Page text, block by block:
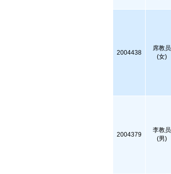
2004438
席教员
(女)
2004379
李教员
(男)